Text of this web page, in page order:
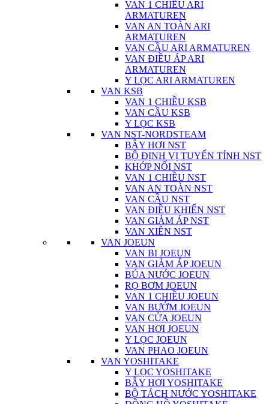
VAN 1 CHIỀU ARI
ARMATUREN
VAN AN TOÀN ARI
ARMATUREN
VAN CẦU ARI ARMATUREN
VAN ĐIỀU ÁP ARI
ARMATUREN
Y LỌC ARI ARMATUREN
VAN KSB
VAN 1 CHIỀU KSB
VAN CẦU KSB
Y LỌC KSB
VAN NST-NORDSTEAM
BẪY HƠI NST
BỘ ĐỊNH VỊ TUYẾN TÍNH NST
KHỚP NỐI NST
VAN 1 CHIỀU NST
VAN AN TOÀN NST
VAN CẦU NST
VAN ĐIỀU KHIỂN NST
VAN GIẢM ÁP NST
VAN XIÊN NST
VAN JOEUN
VAN BI JOEUN
VAN GIẢM ÁP JOEUN
BÚA NƯỚC JOEUN
RỌ BƠM JOEUN
VAN 1 CHIỀU JOEUN
VAN BƯỚM JOEUN
VAN CỬA JOEUN
VAN HƠI JOEUN
Y LỌC JOEUN
VAN PHAO JOEUN
VAN YOSHITAKE
Y LỌC YOSHITAKE
BẪY HƠI YOSHITAKE
BỘ TÁCH NƯỚC YOSHITAKE